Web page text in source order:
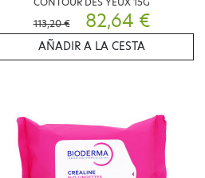
113,20 €
82,64 €
AÑADIR A LA CESTA